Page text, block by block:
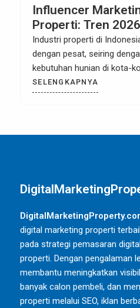
Influencer
Properti: Tren 2026
Industri properti di
dengan pesat, seiring
kebutuhan hunian di kota-
SELENGKAPNYA
digital marketing properti
pada strategi pemasaran
properti. Dengan pengalaman
membantu meningkatkan
banyak calon pembeli, dan
properti melalui SEO, iklan